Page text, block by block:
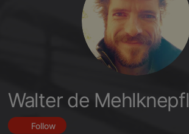
Walter de
Follow